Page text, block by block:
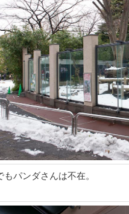
もパンダさんは不在。